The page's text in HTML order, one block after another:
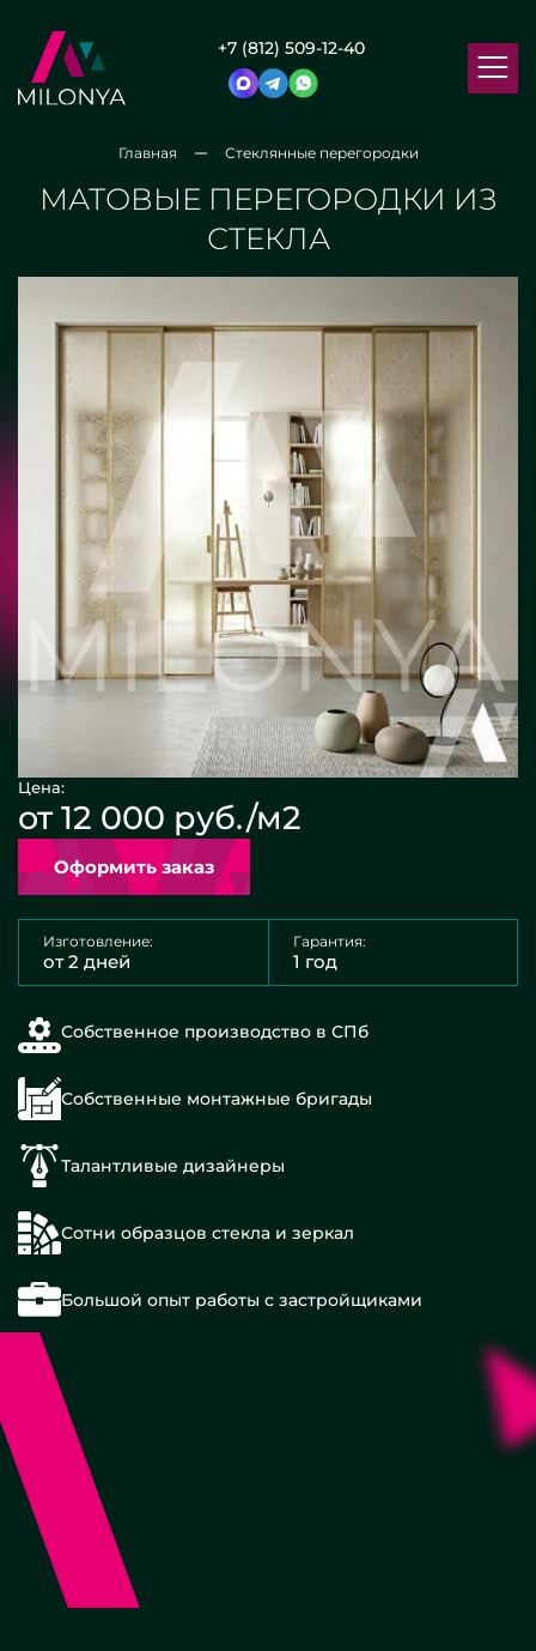
+7 (812) 509-12-40
Главная Стеклянные перегородки
МАТОВЫЕ ПЕРЕГОРОДКИ ИЗ
СТЕКЛА
Цена:
от 12 000 руб./м2
Оформить заказ
Изготовление:
от 2 дней
Гарантия:
1 год
Собственное производство в СПб
Собственные монтажные бригады
Талантливые дизайнеры
Сотни образцов стекла и зеркал
Большой опыт работы с застройщиками
С
черным
профилем